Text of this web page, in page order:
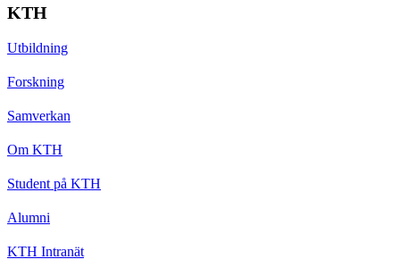
KTH
Utbildning
Forskning
Samverkan
Om KTH
Student på KTH
Alumni
KTH Intranät